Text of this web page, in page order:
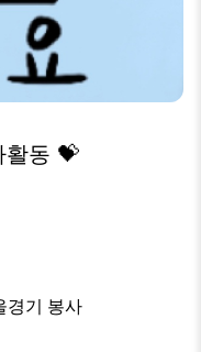
활동 💝
경기 봉사